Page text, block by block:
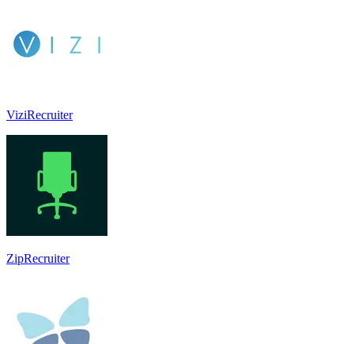
ViziRecruiter
ZipRecruiter